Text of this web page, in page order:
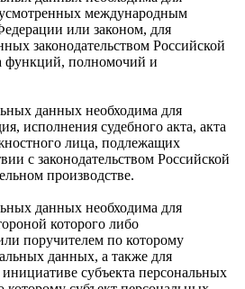
международным
или законом, для
законодательством Российской
функций, полномочий и
данных необходима для
исполнения судебного акта, акта
лица, подлежащих
с законодательством Российской
производстве.
данных необходима для
которого либо
поручителем по которому
данных, а также для
субъекта персональных